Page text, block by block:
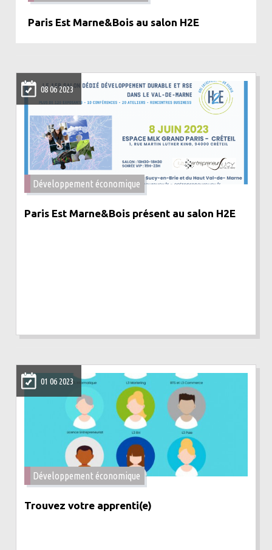
Paris Est Marne&Bois au salon H2E
08 06 2023
Développement économique
Paris Est Marne&Bois présent au salon H2E
01 06 2023
Développement économique
Trouvez votre apprenti(e)